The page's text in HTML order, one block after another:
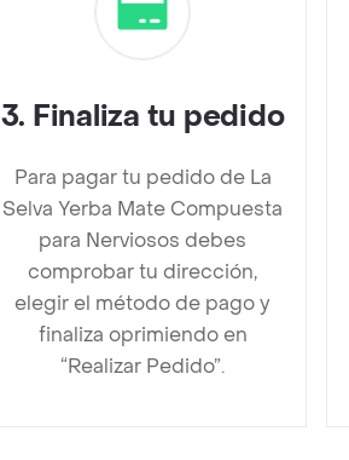
3. Finaliza tu pedido
Para pagar tu pedido de La
Selva Yerba Mate Compuesta
para Nerviosos debes
comprobar tu dirección,
elegir el método de pago y
finaliza oprimiendo en
“Realizar Pedido”.